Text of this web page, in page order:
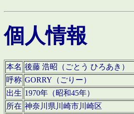
個人情報
本名 後藤 浩昭（ごとう ひろあき）
呼称 GORRY（ごりー）
出生 1970年（昭和45年）
所在 神奈川県川崎市川崎区